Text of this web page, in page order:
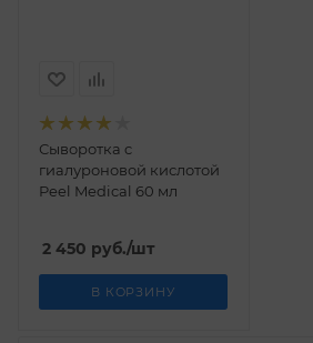
Сыворотка c
гиалуроновой кислотой
Peel Medical 60 мл
2 450 руб./шт
В КОРЗИНУ